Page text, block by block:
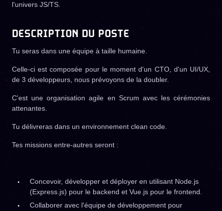
l'univers JS/TS.
DESCRIPTION DU POSTE
Tu seras dans une équipe à taille humaine.
Celle-ci est composée pour le moment d'un CTO, d'un UI/UX,
de 3 développeurs, nous prévoyons de la doubler.
C'est une organisation agile en Scrum avec les cérémonies
attenantes.
Tu délivreras dans un environnement clean code.
Tes missions entre-autres seront :
Concevoir, développer et déployer en utilisant Node.js
(Express.js) pour le backend et Vue.js pour le frontend.
Collaborer avec l'équipe de développement pour